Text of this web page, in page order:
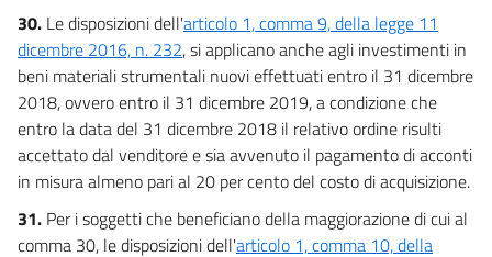
30. Le disposizioni dell'articolo 1, comma 9, della legge 11
dicembre 2016, n. 232, si applicano anche agli investimenti in
beni materiali strumentali nuovi effettuati entro il 31 dicembre
2018, ovvero entro il 31 dicembre 2019, a condizione che
entro la data del 31 dicembre 2018 il relativo ordine risulti
accettato dal venditore e sia avvenuto il pagamento di acconti
in misura almeno pari al 20 per cento del costo di acquisizione.
31. Per i soggetti che beneficiano della maggiorazione di cui al
comma 30, le disposizioni dell'articolo 1, comma 10, della